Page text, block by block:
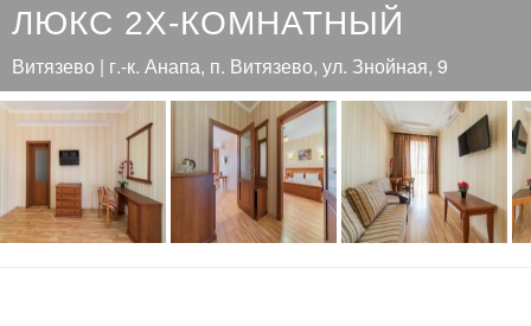
ЛЮКС 2Х-КОМНАТНЫЙ
Витязево | г.-к. Анапа, п. Витязево, ул. Знойная, 9